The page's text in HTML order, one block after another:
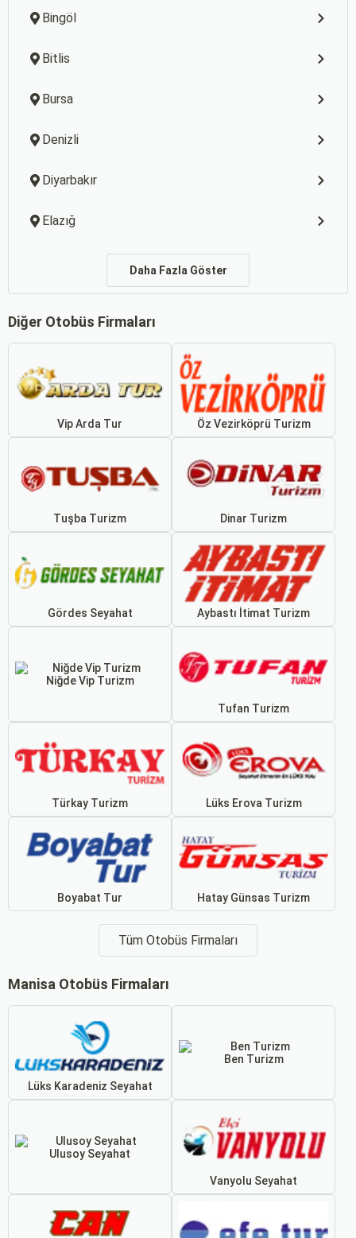
Bingöl
Bitlis
Bursa
Denizli
Diyarbakır
Elazığ
Daha Fazla Göster
Diğer Otobüs Firmaları
Vip Arda Tur Öz Vezirköprü Turizm
Tuşba Turizm Dinar Turizm
Gördes Seyahat Aybastı İtimat Turizm
Niğde Vip Turizm
Tufan Turizm
Türkay Turizm Lüks Erova Turizm
Boyabat Tur Hatay Günsas Turizm
Tüm Otobüs Firmaları
Manisa Otobüs Firmaları
Lüks Karadeniz Seyahat
Ben Turizm
Ulusoy Seyahat
Vanyolu Seyahat